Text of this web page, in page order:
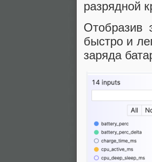
разрядной
Отобразив
быстро и
заряда